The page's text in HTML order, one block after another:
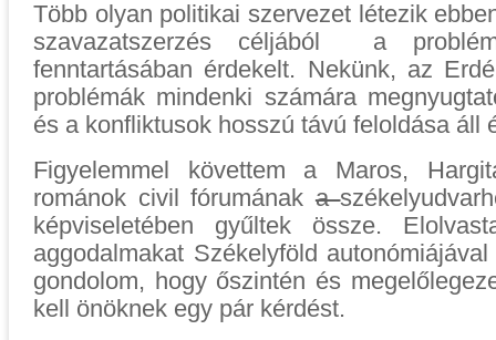
Több olyan politikai szervezet létezik
szavazatszerzés céljából a
fenntartásában érdekelt. Nekünk, az
problémák mindenki számára
és a konfliktusok hosszú távú feloldása áll
Figyelemmel követtem a Maros,
románok civil fórumának a
képviseletében gyűltek össze.
aggodalmakat Székelyföld
gondolom, hogy őszintén és
kell önöknek egy pár kérdést.